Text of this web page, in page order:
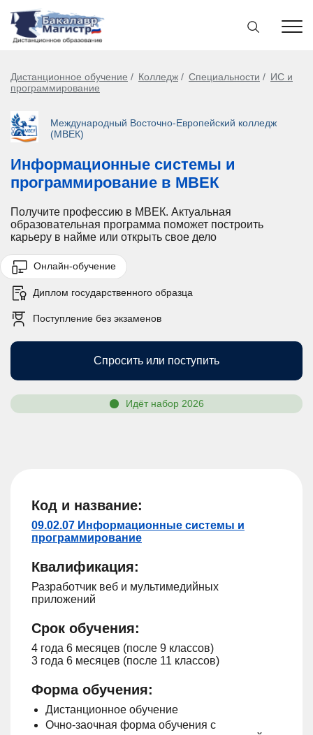
Дистанционное обучение Колледж Специальности
ИС и
программирование
Международный Восточно-Европейский колледж
(МВЕК)
Информационные системы и
программирование в МВЕК
Получите профессию в МВЕК. Актуальная
образовательная программа поможет построить
карьеру в найме или открыть свое дело
Онлайн-обучение
Диплом государственного образца
Поступление без экзаменов
Спросить или поступить
Идёт набор 2026
Код и название:
09.02.07 Информационные системы и
программирование
Квалификация:
Разработчик веб и мультимедийных
приложений
Срок обучения:
4 года 6 месяцев (после 9 классов)
3 года 6 месяцев (после 11 классов)
Форма обучения:
Дистанционное обучение
Очно-заочная форма обучения с